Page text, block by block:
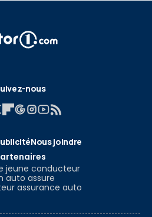
nous
Nous joindre
jeune conducteur
auto assure
assurance auto